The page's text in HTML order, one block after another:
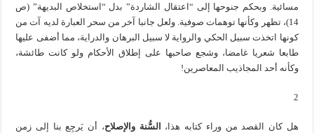
مسائية. وبحكم جنوحها إلى “اعتقال الشاردة” بدل “استخلاص البديهة” (ص
14)، تظهر وكأنها توهمات صوفية. ولعل جانبا آخر من سحر العبارة لديه آت من
كونها اتخذت سبيل الحكي والرواية لا سبيل البرهان والدراية، مما أضفى عليها
طابعا شعريا غامضا، وشجع صاحبها على إطلاق الأحكام ولو كانت طائشة،
وكأنه أحد المجاذيب المعاصرين!
2
هل كان القصد من وراء كتابه هذا، السُّنة والإصلاح، أن يَرجِع بنا إلى زمن